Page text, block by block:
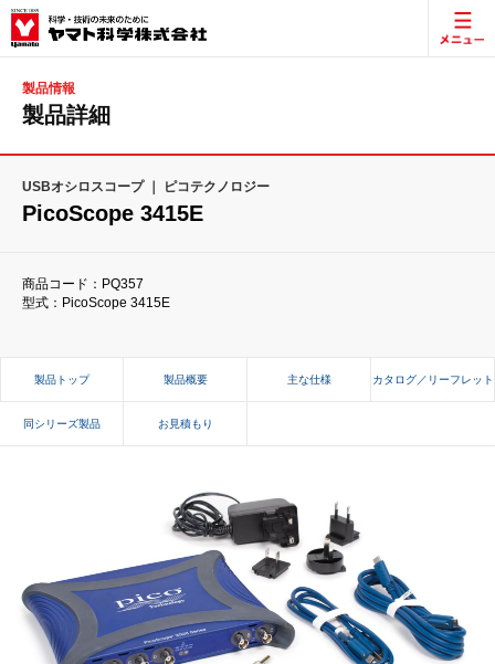
製品情報
製品詳細
USBオシロスコープ ｜ ピコテクノロジー
PicoScope 3415E
商品コード：PQ357
型式：PicoScope 3415E
製品トップ 製品概要 主な仕様 カタログ／リーフレット
同シリーズ製品 お見積もり